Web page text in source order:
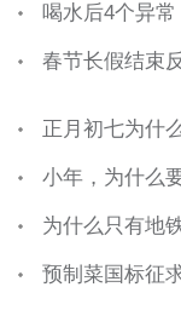
喝水后4个异常
春节长假结束
正月初七为什
小年，为什么
为什么只有地
预制菜国标征